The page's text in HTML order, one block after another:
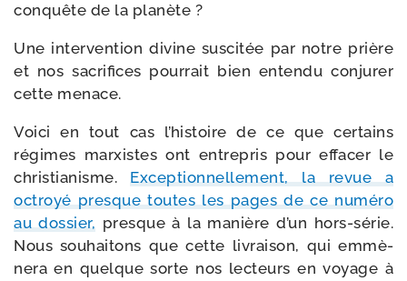
conquête de la planète ?
Une inter­ven­tion divine sus­ci­tée par notre prière
et nos sacri­fices pour­rait bien enten­du conju­rer
cette menace.
Voici en tout cas l’his­toire de ce que cer­tains
régimes mar­xistes ont entre­pris pour effa­cer le
chris­tia­nisme.Exceptionnellement, la revue a
octroyé presque toutes les pages de ce numé­ro
au dos­sier, presque à la manière d’un hors-​série.
Nous sou­hai­tons que cette livrai­son, qui emmè­
ne­ra en quelque sorte nos lec­teurs en voyage à